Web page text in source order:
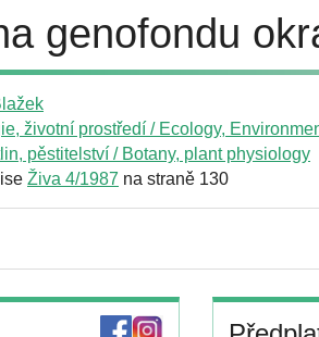
genofondu
životní prostředí / Ecology,
pěstitelství / Botany, plant physiology
Živa 4/1987 na straně 130